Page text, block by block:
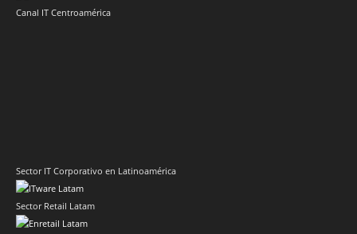
Canal IT Centroamérica
Sector IT Corporativo en Latinoamérica
Sector Retail Latam